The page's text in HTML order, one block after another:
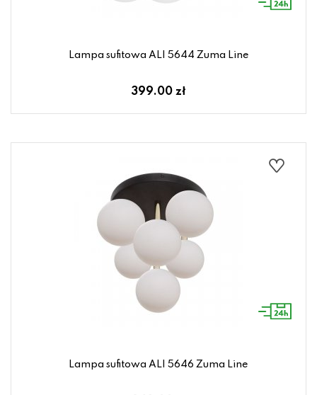
Lampa sufitowa ALI 5644 Zuma Line
399.00 zł
Lampa sufitowa ALI 5646 Zuma Line